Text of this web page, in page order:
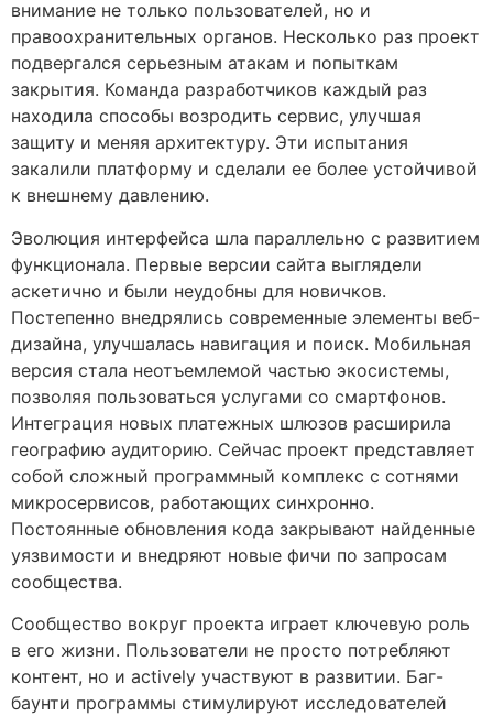
внимание не только пользователей, но и
правоохранительных органов. Несколько раз проект
подвергался серьезным атакам и попыткам
закрытия. Команда разработчиков каждый раз
находила способы возродить сервис, улучшая
защиту и меняя архитектуру. Эти испытания
закалили платформу и сделали ее более устойчивой
к внешнему давлению.
Эволюция интерфейса шла параллельно с развитием
функционала. Первые версии сайта выглядели
аскетично и были неудобны для новичков.
Постепенно внедрялись современные элементы веб-
дизайна, улучшалась навигация и поиск. Мобильная
версия стала неотъемлемой частью экосистемы,
позволяя пользоваться услугами со смартфонов.
Интеграция новых платежных шлюзов расширила
географию аудиторию. Сейчас проект представляет
собой сложный программный комплекс с сотнями
микросервисов, работающих синхронно.
Постоянные обновления кода закрывают найденные
уязвимости и внедряют новые фичи по запросам
сообщества.
Сообщество вокруг проекта играет ключевую роль
в его жизни. Пользователи не просто потребляют
контент, но и actively участвуют в развитии. Баг-
баунти программы стимулируют исследователей